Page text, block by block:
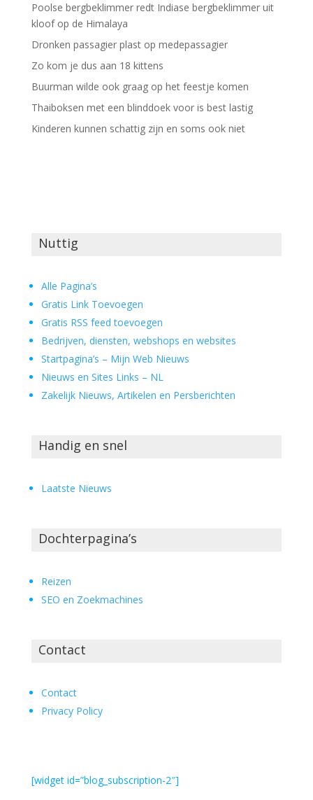
Poolse bergbeklimmer redt Indiase bergbeklimmer uit
kloof op de Himalaya
Dronken passagier plast op medepassagier
Zo kom je dus aan 18 kittens
Buurman wilde ook graag op het feestje komen
Thaiboksen met een blinddoek voor is best lastig
Kinderen kunnen schattig zijn en soms ook niet
Nuttig
Alle Pagina’s
Gratis Link Toevoegen
Gratis RSS feed toevoegen
Bedrijven, diensten, webshops en websites
Startpagina’s – Mijn Web Nieuws
Nieuws en Sites Links – NL
Zakelijk Nieuws, Artikelen en Persberichten
Handig en snel
Laatste Nieuws
Dochterpagina’s
Reizen
SEO en Zoekmachines
Contact
Contact
Privacy Policy
[widget id=”blog_subscription-2″]